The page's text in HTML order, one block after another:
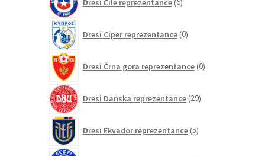
izdelkov
Dresi Ciper reprezentance 0izdelkov
Dresi Črna gora reprezentance 0izdelkov
Dresi Danska reprezentance 29izdelkov
Dresi Ekvador reprezentance 5izdelkov